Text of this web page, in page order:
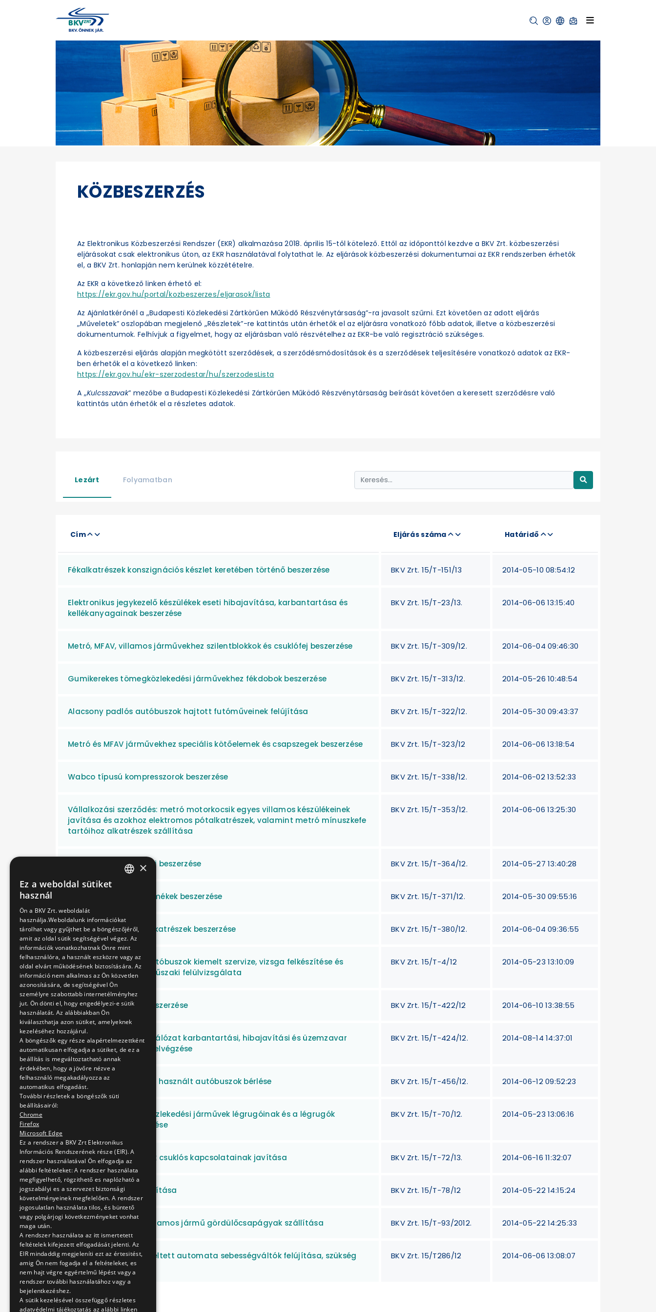
KÖZBESZERZÉS
Az Elektronikus Közbeszerzési Rendszer (EKR) alkalmazása 2018. április 15-től kötelező. Ettől az időponttól kezdve a BKV Zrt. közbeszerzési
eljárásokat csak elektronikus úton, az EKR használatával folytathat le. Az eljárások közbeszerzési dokumentumai az EKR rendszerben érhetők
el, a BKV Zrt. honlapján nem kerülnek közzétételre.
Az EKR a következő linken érhető el:
https://ekr.gov.hu/portal/kozbeszerzes/eljarasok/lista
Az Ajánlatkérőnél a „Budapesti Közlekedési Zártkörűen Működő Részvénytársaság”-ra javasolt szűrni. Ezt követően az adott eljárás
„Műveletek” oszlopában megjelenő „Részletek”-re kattintás után érhetők el az eljárásra vonatkozó főbb adatok, illetve a közbeszerzési
dokumentumok. Felhívjuk a figyelmet, hogy az eljárásban való részvételhez az EKR-be való regisztráció szükséges.
A közbeszerzési eljárás alapján megkötött szerződések, a szerződésmódosítások és a szerződések teljesítésére vonatkozó adatok az EKR-
ben érhetők el a következő linken:
https://ekr.gov.hu/ekr-szerzodestar/hu/szerzodesLista
A „Kulcsszavak” mezőbe a Budapesti Közlekedési Zártkörűen Működő Részvénytársaság beírását követően a keresett szerződésre való
kattintás után érhetők el a részletes adatok.
Lezárt Folyamatban
Cím Eljárás száma Határidő
Fékalkatrészek konszignációs készlet keretében történő beszerzése BKV Zrt. 15/T-151/13 2014-05-10 08:54:12
Elektronikus jegykezelő készülékek eseti hibajavítása, karbantartása és
kellékanyagainak beszerzése
BKV Zrt. 15/T-23/13. 2014-06-06 13:15:40
Metró, MFAV, villamos járművekhez szilentblokkok és csuklófej beszerzése BKV Zrt. 15/T-309/12. 2014-06-04 09:46:30
Gumikerekes tömegközlekedési járművekhez fékdobok beszerzése BKV Zrt. 15/T-313/12. 2014-05-26 10:48:54
Alacsony padlós autóbuszok hajtott futóműveinek felújítása BKV Zrt. 15/T-322/12. 2014-05-30 09:43:37
Metró és MFAV járművekhez speciális kötőelemek és csapszegek beszerzése BKV Zrt. 15/T-323/12 2014-06-06 13:18:54
Wabco típusú kompresszorok beszerzése BKV Zrt. 15/T-338/12. 2014-06-02 13:52:33
Vállalkozási szerződés: metró motorkocsik egyes villamos készülékeinek
javítása és azokhoz elektromos pótalkatrészek, valamint metró mínuszkefe
tartóihoz alkatrészek szállítása
BKV Zrt. 15/T-353/12. 2014-06-06 13:25:30
Motorikus dízelgázolaj beszerzése BKV Zrt. 15/T-364/12. 2014-05-27 13:40:28
Műszaki gumiipari termékek beszerzése BKV Zrt. 15/T-371/12. 2014-05-30 09:55:16
Járművillamossági alkatrészek beszerzése BKV Zrt. 15/T-380/12. 2014-06-04 09:36:55
Volvo 7700A típusú autóbuszok kiemelt szervize, vizsga felkészítése és
időszakos hatósági műszaki felülvizsgálata
BKV Zrt. 15/T-4/12 2014-05-23 13:10:09
Üvegipari termékek beszerzése BKV Zrt. 15/T-422/12 2014-06-10 13:38:55
MILLFAV felsővezeték hálózat karbantartási, hibajavítási és üzemzavar
elhárítási munkáinak elvégzése
BKV Zrt. 15/T-424/12. 2014-08-14 14:37:01
Alacsonypadlós, szóló, használt autóbuszok bérlése BKV Zrt. 15/T-456/12. 2014-06-12 09:52:23
Gumikerekes tömegközlekedési járművek légrugóinak és a légrugók
tartozékainak beszerzése
BKV Zrt. 15/T-70/12. 2014-05-23 13:06:16
Gumikerekes járművek csuklós kapcsolatainak javítása BKV Zrt. 15/T-72/13. 2014-06-16 11:32:07
HÉV fogaskerekek szállítása BKV Zrt. 15/T-78/12 2014-05-22 14:15:24
HÉV, Metró, MFAV és Villamos jármű gördülőcsapágyak szállítása BKV Zrt. 15/T-93/2012. 2014-05-22 14:25:33
Autóbuszokban üzemeltett automata sebességváltók felújítása, szükség
szerinti javítása
BKV Zrt. 15/T286/12 2014-06-06 13:08:07
×
Ez a weboldal sütiket
használ
Ön a BKV Zrt. weboldalát
használja.Weboldalunk információkat
tárolhat vagy gyűjthet be a böngészőjéről,
amit az oldal sütik segítségével végez. Az
információk vonatkozhatnak Önre mint
felhasználóra, a használt eszközre vagy az
oldal elvárt működésének biztosítására. Az
információ nem alkalmas az Ön közvetlen
azonosítására, de segítségével Ön
személyre szabottabb internetélményhez
jut. Ön dönti el, hogy engedélyezi-e sütik
használatát. Az alábbiakban Ön
kiválaszthatja azon sütiket, amelyeknek
kezeléséhez hozzájárul.
A böngészők egy része alapértelmezettként
automatikusan elfogadja a sütiket, de ez a
beállítás is megváltoztatható annak
érdekében, hogy a jövőre nézve a
felhasználó megakadályozza az
automatikus elfogadást.
További részletek a böngészők süti
beállításairól:
Chrome
Firefox
Microsoft Edge
Ez a rendszer a BKV Zrt Elektronikus
Információs Rendszerének része (EIR). A
rendszer használatával Ön elfogadja az
alábbi feltételeket: A rendszer használata
megfigyelhető, rögzithető es naplózható a
jogszabályi es a szervezet biztonsági
követelményeinek megfelelően. A rendszer
jogosulatlan használata tilos, és büntető
vagy polgárjogi következményeket vonhat
maga után.
A rendszer használata az itt ismertetett
feltételek kifejezett elfogadását jelenti. Az
EIR mindaddig megjeleníti ezt az értesitést,
amig Ön nem fogadja el a feltételeket, es
nem hajt végre egyértelmű lépést vagy a
rendszer további használatához vagy a
bejelentkezéshez.
A sütik kezelésével összefüggő részletes
adatvédelmi tájékoztatás az alábbi linken